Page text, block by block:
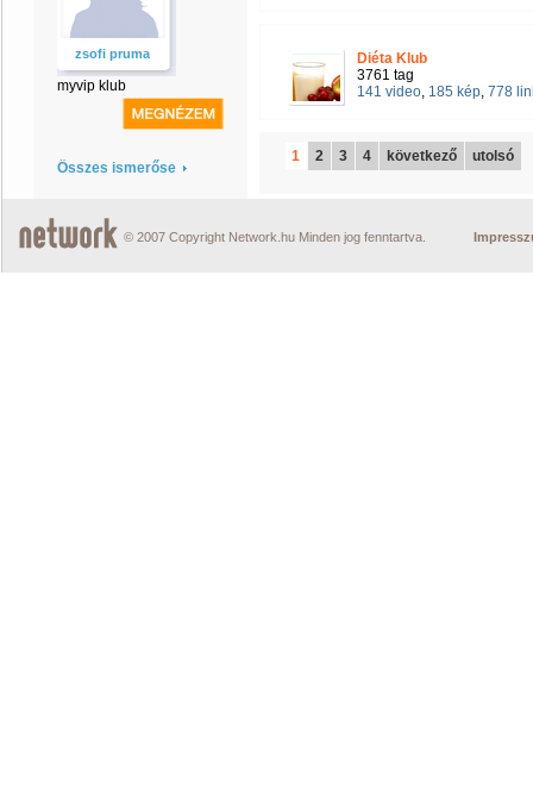
zsofi pruma
myvip klub
Összes ismerőse
Diéta Klub
3761 tag
141 video, 185 kép, 778
1 2 3 4 következő utolsó
© 2007 Copyright Network.hu Minden jog fenntartva.